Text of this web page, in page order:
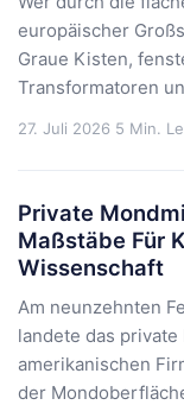
europäischer
Graue Kisten,
Transformatoren
27. Juli 2026 5 Min.
Private
Maßstäbe Für
Wissenschaft
Am neunzehnten
landete das
amerikanischen
der